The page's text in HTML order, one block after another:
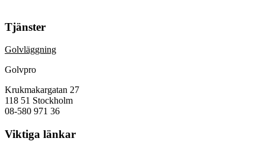
Tjänster
Golvläggning
Golvpro
Krukmakargatan 27
118 51 Stockholm
08-580 971 36
Viktiga länkar